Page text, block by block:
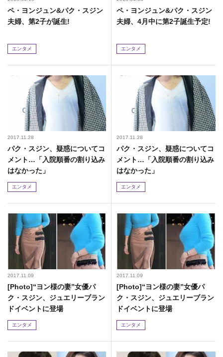
ペ・ヨンジュン&パク・スジン
夫婦、第2子が誕生!
エンタメ
ペ・ヨンジュン&パク・スジン
夫婦、4月中に第2子誕生予定!
エンタメ
2017.11.28
パク・スジン、疑惑についてコ
メント…「入院順番の割り込み
はなかった」
エンタメ
2017.11.28
パク・スジン、疑惑についてコ
メント…「入院順番の割り込み
はなかった」
エンタメ
2017.11.09
[Photo]“ヨン様の妻”女優パ
ク・スジン、ジュエリーブラン
ドイベントに登場
エンタメ
2017.11.09
[Photo]“ヨン様の妻”女優パ
ク・スジン、ジュエリーブラン
ドイベントに登場
エンタメ